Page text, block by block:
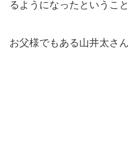
るようになったということ
お父様でもある山井太さ